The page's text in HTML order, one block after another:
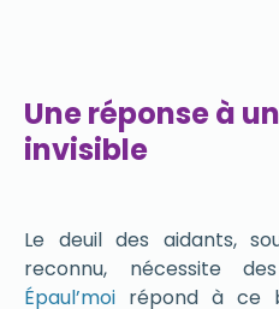
Une réponse à
invisible
Le deuil des aidants,
reconnu, nécessite
Épaul’moi répond à ce